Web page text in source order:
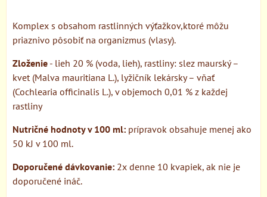
Komplex s obsahom rastlinných výťažkov,ktoré môžu
priaznivo pôsobiť na organizmus (vlasy).
Zloženie - lieh 20 % (voda, lieh), rastliny: slez maurský –
kvet (Malva mauritiana L.), lyžičník lekársky – vňať
(Cochlearia officinalis L.), v objemoch 0,01 % z každej
rastliny
Nutričné hodnoty v 100 ml: prípravok obsahuje menej ako
50 kJ v 100 ml.
Doporučené dávkovanie: 2x denne 10 kvapiek, ak nie je
doporučené ináč.